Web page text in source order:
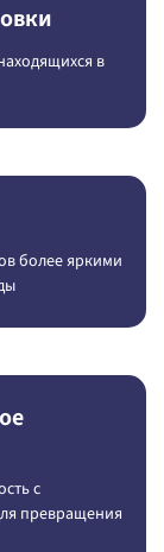
в
более яркими
с
превращения